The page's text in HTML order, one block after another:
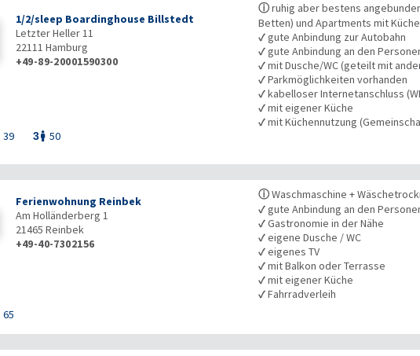
1/2/sleep Boardinghouse Billstedt
Letzter Heller 11
22111 Hamburg
+49-89-20001590300
39 3 50
ⓘruhig aber bestens
Betten) und Apartments mit Küche
✓gute Anbindung zur Autobahn
✓gute Anbindung an den
✓mit Dusche/WC (geteilt mit
✓Parkmöglichkeiten vorhanden
✓kabelloser Internetanschluss
✓mit eigener Küche
✓mit Küchennutzung
Ferienwohnung Reinbek
Am Holländerberg 1
21465 Reinbek
+49-40-7302156
65
ⓘWaschmaschine +
✓gute Anbindung an den
✓Gastronomie in der Nähe
✓eigene Dusche / WC
✓eigenes TV
✓mit Balkon oder Terrasse
✓mit eigener Küche
✓Fahrradverleih